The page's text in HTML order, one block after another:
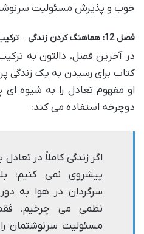
خوب و پذیرش مسئولیت
فصل 12: هماهنگ کردن زندگی – ترکیب عناصر برای آرامش پایدار
در آخرین فصل، دالتون به
کتاب برای رسیدن به یک زندگی
او مفهوم تعادل را به شیوه
دوچرخه استفاده می کند:
اگر زندگی کاملاً در
پیشروی نمی کنیم؛
سرگردان در هوا به
نظمی می چرخیم.
مسئولیت سرنوشتمان